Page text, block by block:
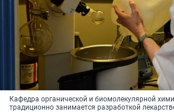
Кафедра органической и биомолекулярной
традиционно занимается разработкой